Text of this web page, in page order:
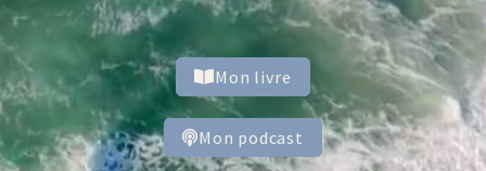
Mon livre
Mon podcast